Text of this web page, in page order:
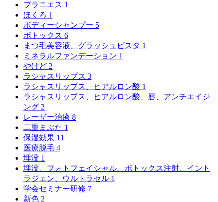
ブラニエス 1
ほくろ 1
ボディーシャンプー 5
ボトックス 6
まつ毛美容液、グラッシュビスタ 1
ミネラルファンデーション 1
やけど 2
ラシャスリップス 3
ラシャスリップス、ヒアルロン酸 1
ラシャスリップス、ヒアルロン酸、唇、アンチエイジ
ング 2
レーザー治療 8
二重まぶた 1
保湿効果 11
医療脱毛 4
埋没 1
埋没、フォトフェイシャル、ボトックス注射、イント
ラジェン、ウルトラセル 1
学会セミナー研修 7
新色 2